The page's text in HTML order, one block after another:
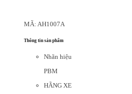
MÃ: AH1007A
Thông tin sản phẩm
Nhãn hiệu
PBM
HÃNG XE